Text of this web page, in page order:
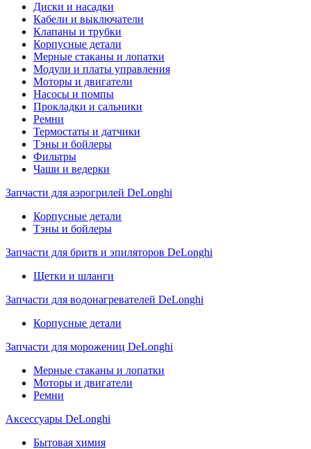
Диски и насадки
Кабели и выключатели
Клапаны и трубки
Корпусные детали
Мерные стаканы и лопатки
Модули и платы управления
Моторы и двигатели
Насосы и помпы
Прокладки и сальники
Ремни
Термостаты и датчики
Тэны и бойлеры
Фильтры
Чаши и ведерки
Запчасти для аэрогрилей DeLonghi
Корпусные детали
Тэны и бойлеры
Запчасти для бритв и эпиляторов DeLonghi
Щетки и шланги
Запчасти для водонагревателей DeLonghi
Корпусные детали
Запчасти для морожениц DeLonghi
Мерные стаканы и лопатки
Моторы и двигатели
Ремни
Аксессуары DeLonghi
Бытовая химия